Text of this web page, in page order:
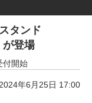
タンド
が登場
付開始
2024年6月25日 17:00